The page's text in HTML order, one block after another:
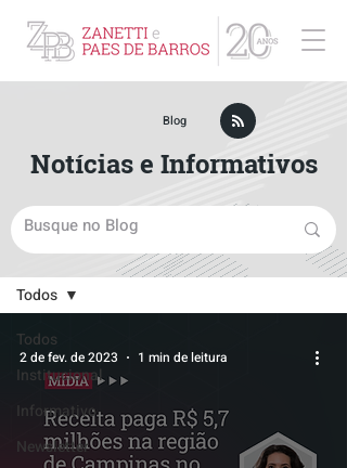
Blog
Todos
Institucional
Informativo
Newsletter
Todos
2 de fev. de 2023 1 min de leitura
Blog
Notícias e Informativos